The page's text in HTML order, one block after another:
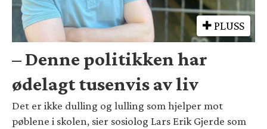
PLUSS
– Denne politikken har
ødelagt tusenvis av liv
Det er ikke dulling og lulling som hjelper mot
pøblene i skolen, sier sosiolog Lars Erik Gjerde som